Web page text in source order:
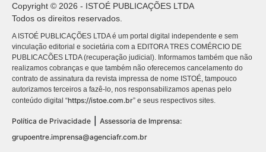
Copyright © 2026 - ISTOÉ PUBLICAÇÕES LTDA
Todos os direitos reservados.
A ISTOÉ PUBLICAÇÕES LTDA é um portal digital independente e sem
vinculação editorial e societária com a EDITORA TRES COMÉRCIO DE
PUBLICACÕES LTDA (recuperação judicial). Informamos também que não
realizamos cobranças e que também não oferecemos cancelamento do
contrato de assinatura da revista impressa de nome ISTOÉ, tampouco
autorizamos terceiros a fazê-lo, nos responsabilizamos apenas pelo
conteúdo digital “https://istoe.com.br” e seus respectivos sites.
Política de Privacidade | Assessoria de Imprensa:
grupoentre.imprensa@agenciafr.com.br